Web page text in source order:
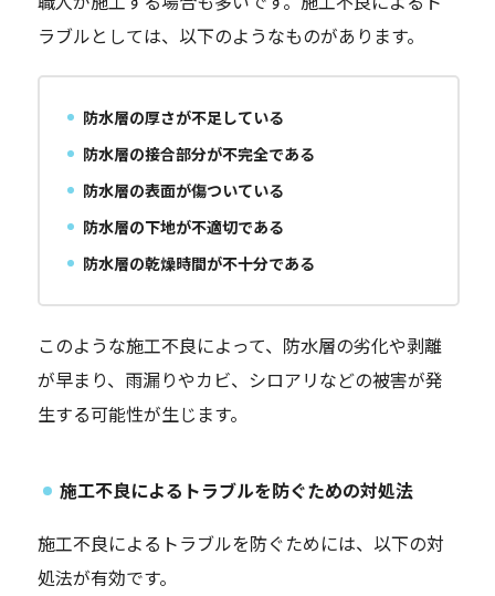
ラブルとしては、以下のようなものがあります。
防水層の厚さが不足している
防水層の接合部分が不完全である
防水層の表面が傷ついている
防水層の下地が不適切である
防水層の乾燥時間が不十分である
このような施工不良によって、防水層の劣化や剥離
が早まり、雨漏りやカビ、シロアリなどの被害が発
生する可能性が生じます。
施工不良によるトラブルを防ぐための対処法
施工不良によるトラブルを防ぐためには、以下の対
処法が有効です。